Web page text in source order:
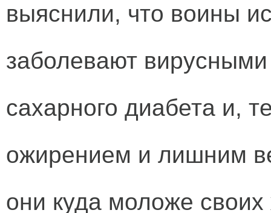
выяснили, что воины
заболевают
сахарного диабета и,
ожирением и лишним
они куда моложе своих